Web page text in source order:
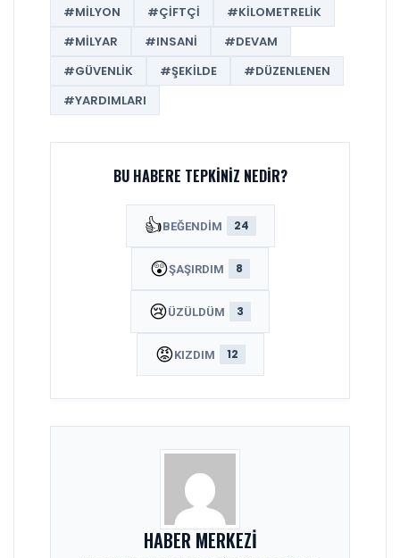
#MILYON #ÇIFTÇI
#KILOMETRELIK
#MILYAR
#INSANI
#DEVAM
#GÜVENLIK
#ŞEKILDE
#DÜZENLENEN
#YARDIMLARI
BU HABERE TEPKINIZ NEDIR?
👍BEĞENDIM 24
😲ŞAŞIRDIM 8
😢ÜZÜLDÜM 3
😡KIZDIM 12
HABER MERKEZI